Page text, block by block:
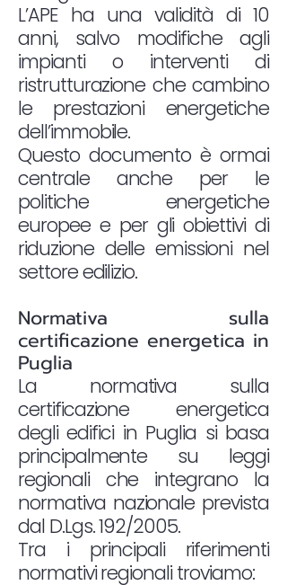
L’APE ha una validità di 10
anni, salvo modifiche agli
impianti o interventi di
ristrutturazione che cambino
le prestazioni energetiche
dell’immobile.
Questo documento è ormai
centrale anche per le
politiche energetiche
europee e per gli obiettivi di
riduzione delle emissioni nel
settore edilizio.
Normativa sulla
certificazione energetica in
Puglia
La normativa sulla
certificazione energetica
degli edifici in Puglia si basa
principalmente su leggi
regionali che integrano la
normativa nazionale prevista
dal D.Lgs. 192/2005.
Tra i principali riferimenti
normativi regionali troviamo: